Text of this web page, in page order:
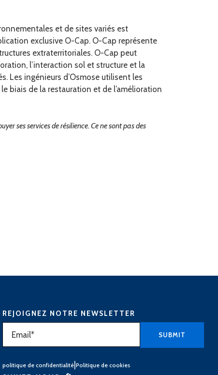
et de sites variés est
exclusive O-Cap. O-Cap représente
extraterritoriales. O-Cap peut
l’interaction sol et structure et la
Les ingénieurs d’Osmose utilisent les
biais de la restauration et de l’amélioration
ses services de résilience. Ce ne sont pas des
REJOIGNEZ NOTRE NEWSLETTER
politique de confidentialité| Politique de cookies